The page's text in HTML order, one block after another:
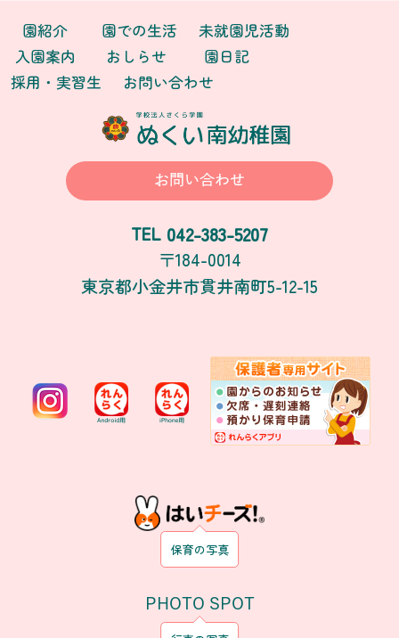
園紹介 園での生活
未就園児活動
入園案内
おしらせ
園日記
採用・実習生
お問い合わせ
お問い合わせ
TEL 042-383-5207
〒184-0014
東京都小金井市貫井南町5-12-15
保育の写真
PHOTO SPOT